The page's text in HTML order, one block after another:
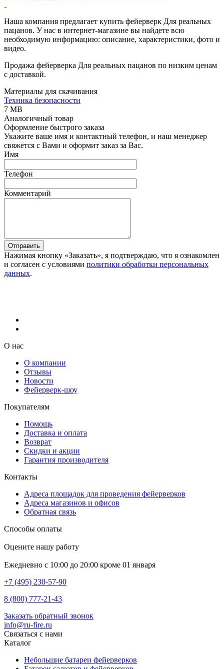
Наша компания предлагает купить фейерверк Для реальных
пацанов. У нас в интернет-магазине вы найдете всю
необходимую информацию: описание, характеристики, фото и
видео.
Продажа фейерверка Для реальных пацанов по низким ценам
с доставкой.
Материалы для скачивания
Техника безопасности
7 MB
Аналогичный товар
Оформление быстрого заказа
Укажите ваше имя и контактный телефон, и наш менеджер
свяжется с Вами и оформит заказ за Вас.
Имя
Телефон
Комментарий
Отправить
Нажимая кнопку «Заказать», я подтверждаю, что я ознакомлен
и согласен с условиями политики обработки персональных
данных.
О нас
О компании
Отзывы
Новости
Фейерверк-шоу
Покупателям
Помощь
Доставка и оплата
Возврат
Скидки и акции
Гарантия производителя
Контакты
Адреса площадок для проведения фейерверков
Адреса магазинов и офисов
Обратная связь
Способы оплаты
Оцените нашу работу
Ежедневно с 10:00 до 20:00 кроме 01 января
+7 (495) 230-57-90
8 (800) 777-21-43
Заказать обратный звонок
info@ru-fire.ru
Связаться с нами
Каталог
Небольшие батареи фейерверков